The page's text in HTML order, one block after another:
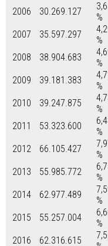
2006
30.269.127
%
2007
35.597.297
%
2008
38.904.683
%
2009
39.181.383
%
2010
39.247.875
%
2011
53.323.600
%
2012
66.105.427
%
2013
55.985.772
%
2014
62.977.489
%
2015
55.257.004
%
2016
62.316.615